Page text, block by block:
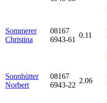
Sommerer
Christina
08167
6943-61
0.11
Sonnhütter
Norbert
08167
6943-22
2.06